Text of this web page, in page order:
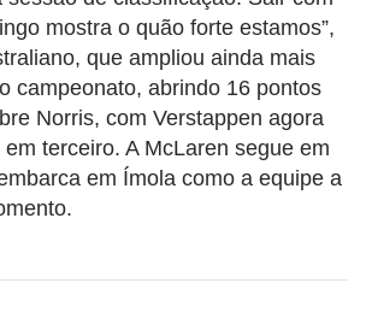
mostra o quão forte estamos”,
que ampliou ainda mais
campeonato, abrindo 16 pontos
Norris, com Verstappen agora
terceiro. A McLaren segue em
em Ímola como a equipe a